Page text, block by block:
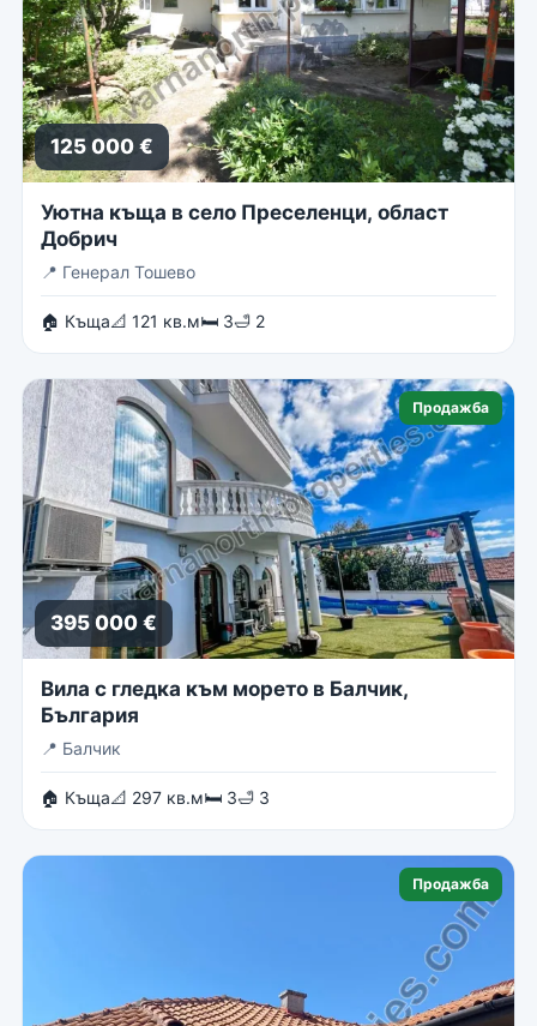
125 000 €
Уютна къща в село Преселенци, област
Добрич
📍 Генерал Тошево
🏠 Къща📐 121 кв.м🛏 3🛁 2
Продажба
395 000 €
Вила с гледка към морето в Балчик,
България
📍 Балчик
🏠 Къща📐 297 кв.м🛏 3🛁 3
Продажба